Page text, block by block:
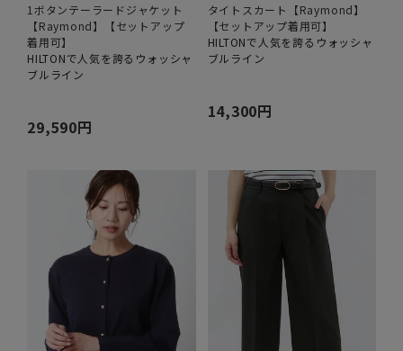
1ボタンテーラードジャケット
【Raymond】【セットアップ
着用可】
HILTONで人気を誇るウォッシャ
ブルライン
29,590円
タイトスカート【Raymond】
【セットアップ着用可】
HILTONで人気を誇るウォッシャ
ブルライン
14,300円